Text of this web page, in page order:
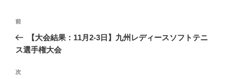
投
ナ
ゲ
前
の
投
前
【大会結果：11月2-3日】九州レディースソフトテニ
ス選手権大会
次
次